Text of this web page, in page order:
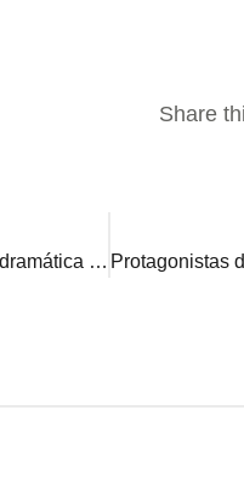
Share
La historia secreta detrás de la dramática escena de ‘María la del barrio’ con Soraya Montenegro y ‘La lisiada’